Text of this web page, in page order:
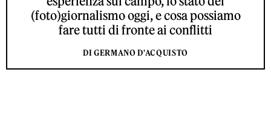
(foto)giornalismo oggi, e cosa possiamo
fare tutti di fronte ai conflitti
DI GERMANO D'ACQUISTO